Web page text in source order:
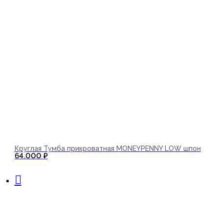
Круглая Тумба прикроватная MONEYPENNY LOW шпон
64.000 ₽